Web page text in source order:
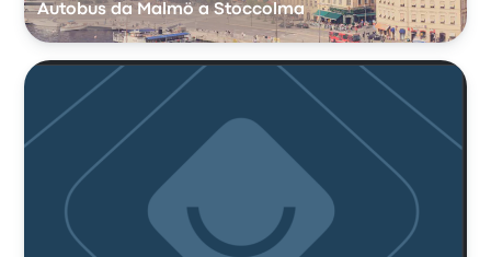
Autobus da Malmö a Stoccolma